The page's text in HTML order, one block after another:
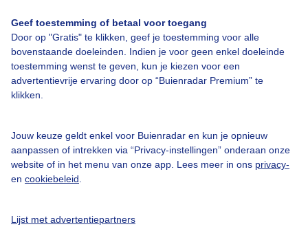
Geef toestemming of betaal voor toegang
Door op "Gratis" te klikken, geef je toestemming voor alle
bovenstaande doeleinden. Indien je voor geen enkel doeleinde
toestemming wenst te geven, kun je kiezen voor een
advertentievrije ervaring door op “Buienradar Premium” te
klikken.
Jouw keuze geldt enkel voor Buienradar en kun je opnieuw
aanpassen of intrekken via “Privacy-instellingen” onderaan onze
website of in het menu van onze app. Lees meer in ons privacy-
en cookiebeleid
Lijst met advertentiepartners
Over Buienradar
Bedrijfsgegevens
Veelgestelde vragen
Toegankelijkheid
Gebruikersvoorwaarden
Adverteren